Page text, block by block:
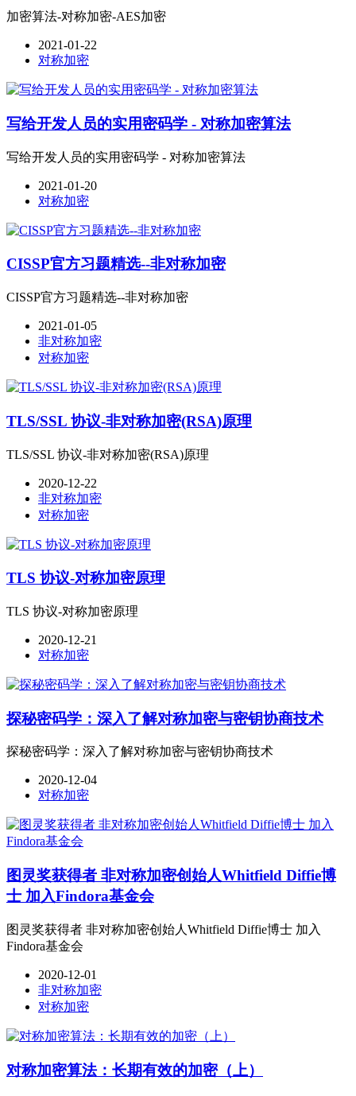
加密算法-对称加密-AES加密
2021-01-22
对称加密
写给开发人员的实用密码学 - 对称加密算法
写给开发人员的实用密码学 - 对称加密算法
2021-01-20
对称加密
CISSP官方习题精选--非对称加密
CISSP官方习题精选--非对称加密
2021-01-05
非对称加密
对称加密
TLS/SSL 协议-非对称加密(RSA)原理
TLS/SSL 协议-非对称加密(RSA)原理
2020-12-22
非对称加密
对称加密
TLS 协议-对称加密原理
TLS 协议-对称加密原理
2020-12-21
对称加密
探秘密码学：深入了解对称加密与密钥协商技术
探秘密码学：深入了解对称加密与密钥协商技术
2020-12-04
对称加密
图灵奖获得者 非对称加密创始人Whitfield Diffie博
士 加入Findora基金会
图灵奖获得者 非对称加密创始人Whitfield Diffie博士 加入
Findora基金会
2020-12-01
非对称加密
对称加密
对称加密算法：长期有效的加密（上）